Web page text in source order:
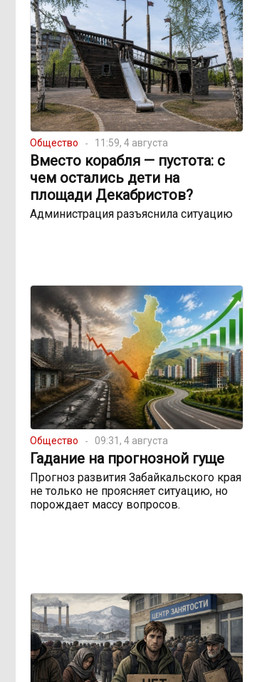
Общество 11:59, 4 августа
Вместо корабля — пустота: с
чем остались дети на
площади Декабристов?
Администрация разъяснила ситуацию
Общество 09:31, 4 августа
Гадание на прогнозной гуще
Прогноз развития Забайкальского края
не только не проясняет ситуацию, но
порождает массу вопросов.